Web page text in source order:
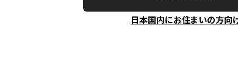
日本国内にお住まいの方向